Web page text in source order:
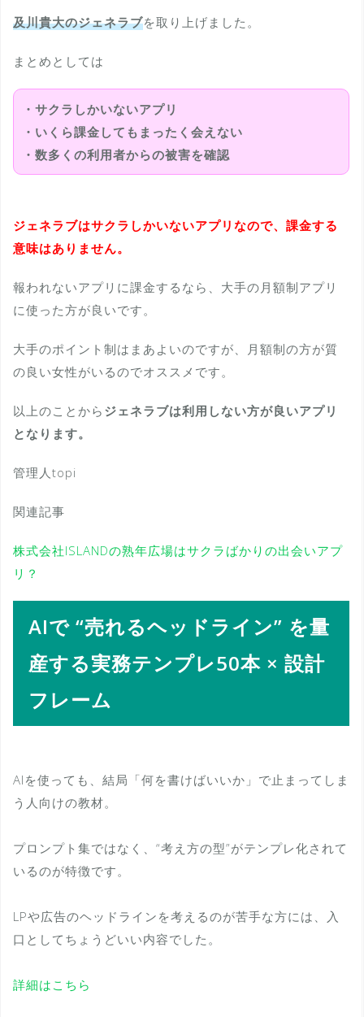
及川貴大のジェネラブを取り上げました。
まとめとしては
・サクラしかいないアプリ
・いくら課金してもまったく会えない
・数多くの利用者からの被害を確認
ジェネラブはサクラしかいないアプリなので、課金する
意味はありません。
報われないアプリに課金するなら、大手の月額制アプリ
に使った方が良いです。
大手のポイント制はまあよいのですが、月額制の方が質
の良い女性がいるのでオススメです。
以上のことから ジェネラブは利用しない方が良いアプリ
となります。
管理人topi
関連記事
株式会社ISLANDの熟年広場はサクラばかりの出会いアプ
リ？
AIで “売れるヘッドライン” を量
産する実務テンプレ50本 × 設計
フレーム
AIを使っても、結局「何を書けばいいか」で止まってしま
う人向けの教材。
プロンプト集ではなく、“考え方の型”がテンプレ化されて
いるのが特徴です。
LPや広告のヘッドラインを考えるのが苦手な方には、入
口としてちょうどいい内容でした。
詳細はこちら